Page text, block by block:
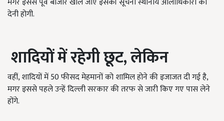
देनी होगी.
शादियों में रहेगी छूट, लेकिन
वहीं, शादियों में 50 फीसद मेहमानों को शामिल होने की इजाजत दी गई है,
मगर इससे पहले उन्हें दिल्ली सरकार की तरफ से जारी किए गए पास लेने
होंगे.